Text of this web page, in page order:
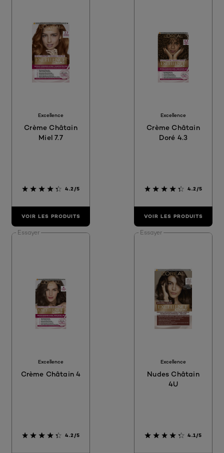
Excellence
Crème Châtain
Miel 7.7
4.2/5
VOIR LES PRODUITS
Excellence
Crème Châtain
Doré 4.3
4.2/5
VOIR LES PRODUITS
Essayer
Excellence
Crème Châtain 4
4.2/5
Essayer
Excellence
Nudes Châtain
4U
4.1/5